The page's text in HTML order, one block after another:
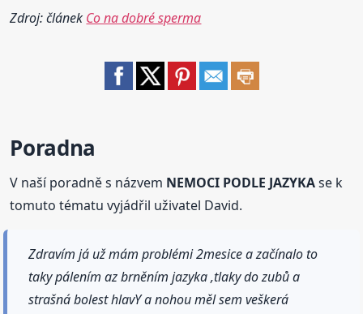
Zdroj: článek Co na dobré sperma
Poradna
V naší poradně s názvem NEMOCI PODLE JAZYKAse k
tomuto tématu vyjádřil uživatel David.
Zdravím já už mám problémi 2mesice a začínalo to
taky pálením az brněním jazyka ,tlaky do zubů a
strašná bolest hlavY a nohou měl sem veškerá